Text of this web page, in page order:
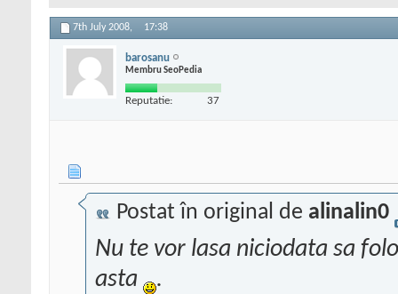
7th July 2008, 17:38
barosanu
Membru SeoPedia
Reputatie: 37
Postat în original de alinalin0
Nu te vor lasa niciodata sa
asta
.